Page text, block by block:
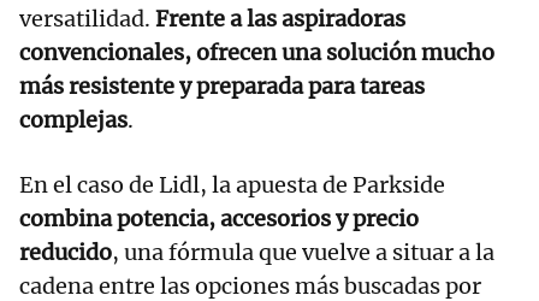
versatilidad. Frente a las aspiradoras
convencionales, ofrecen una solución mucho
más resistente y preparada para tareas
complejas.
En el caso de Lidl, la apuesta de Parkside
combina potencia, accesorios y precio
reducido, una fórmula que vuelve a situar a la
cadena entre las opciones más buscadas por